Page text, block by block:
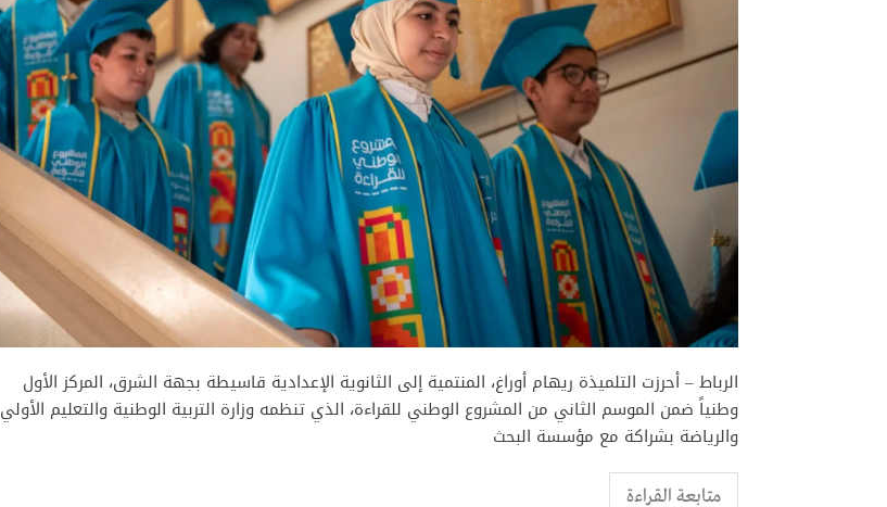
الرباط – أحرزت التلميذة ريهام أوراغ، المنتمية إلى الثانوية الإعدادية قاسيطة بجهة الشرق، المركز الأول
وطنياً ضمن الموسم الثاني من المشروع الوطني للقراءة، الذي تنظمه وزارة التربية الوطنية والتعليم الأولي
والرياضة بشراكة مع مؤسسة البحث
متابعة القراءة